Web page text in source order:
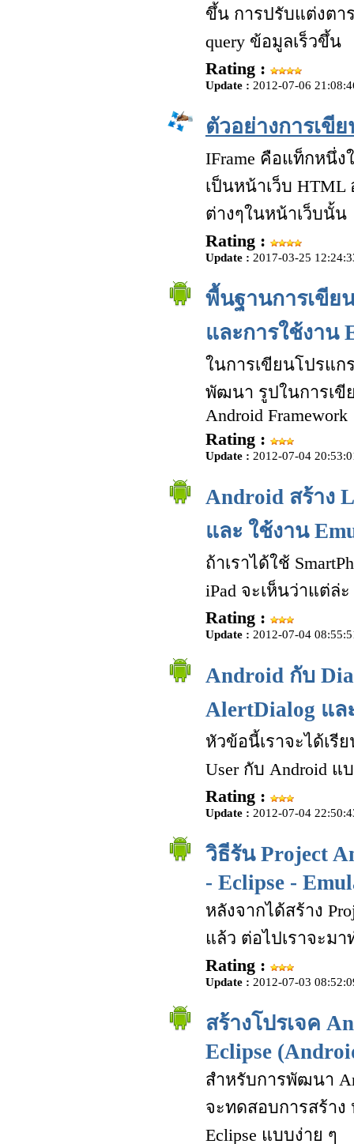
ขึ้น การปรับแต่งตา
query ข้อมูลเร็วขึ้น
Rating :
Update : 2012-07-06
ตัวอย่างการเขี
IFrame คือแท็กหนึ่ง
เป็นหน้าเว็บ HTML
ต่างๆในหน้าเว็บนั้น
Rating :
Update : 2017-03-25
พื้นฐานการเขีย
และการใช้งาน
ในการเขียนโปรแก
พัฒนา รูปในการเขี
Android Framework
Rating :
Update : 2012-07-04
Android สร้าง
และ ใช้งาน
ถ้าเราได้ใช้
iPad จะเห็นว่าแต่ล่
Rating :
Update : 2012-07-04
Android กับ
AlertDialog แล
หัวข้อนี้เราจะได้เรี
User กับ Android แ
Rating :
Update : 2012-07-04
วิธีรัน Project
- Eclipse -
หลังจากได้สร้าง
แล้ว ต่อไปเราจะมา
Rating :
Update : 2012-07-03
สร้างโปรเจค
Eclipse
สำหรับการพัฒนา
จะทดสอบการสร้าง
Eclipse แบบง่าย ๆ